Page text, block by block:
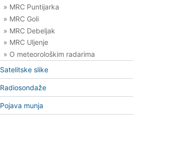
» MRC Puntijarka
» MRC Goli
» MRC Debeljak
» MRC Uljenje
» O meteorološkim radarima
Satelitske slike
Radiosondaže
Pojava munja